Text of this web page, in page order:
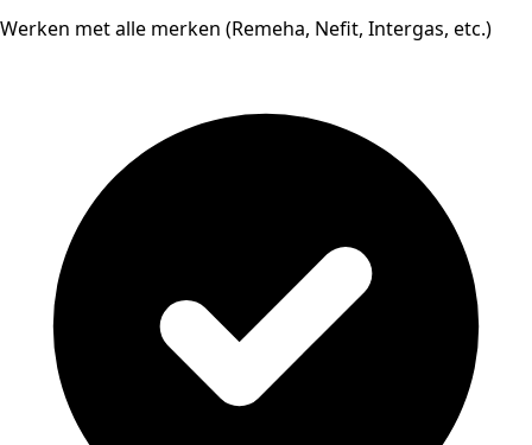
Werken met alle merken (Remeha, Nefit, Intergas, etc.)